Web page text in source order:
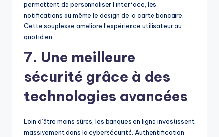
permettent de personnaliser l’interface, les
notifications ou même le design de la carte bancaire.
Cette souplesse améliore l’expérience utilisateur au
quotidien.
7. Une meilleure
sécurité grâce à des
technologies avancées
Loin d’être moins sûres, les banques en ligne investissent
massivement dans la cybersécurité. Authentification